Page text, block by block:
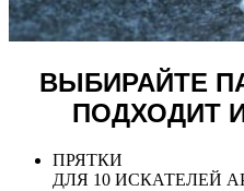
ВЫБИРАЙТЕ
ПОДХОДИТ
ПРЯТКИ
ДЛЯ 10 ИСКАТЕЛЕЙ